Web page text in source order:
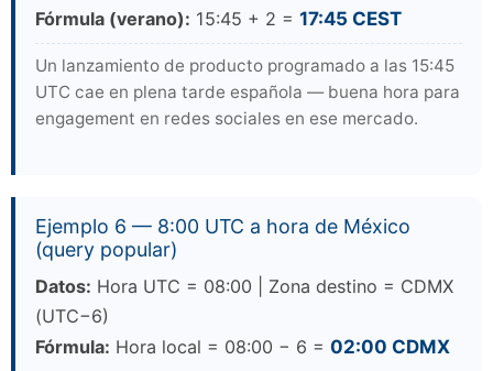
Fórmula (verano): 15:45 + 2 = 17:45 CEST
Un lanzamiento de producto programado a las 15:45
UTC cae en plena tarde española — buena hora para
engagement en redes sociales en ese mercado.
Ejemplo 6 — 8:00 UTC a hora de México
(query popular)
Datos: Hora UTC = 08:00 | Zona destino = CDMX
(UTC−6)
Fórmula: Hora local = 08:00 − 6 = 02:00 CDMX